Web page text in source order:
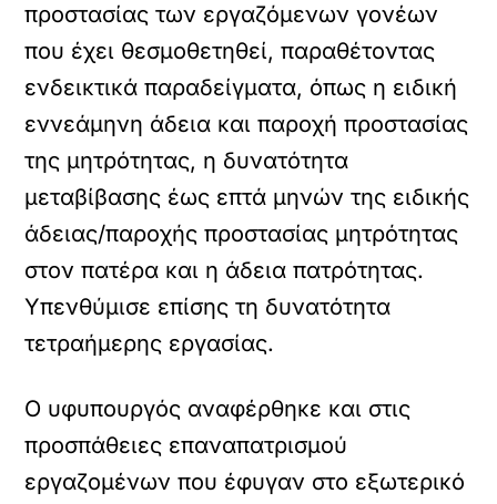
προστασίας των εργαζόμενων γονέων
που έχει θεσμοθετηθεί, παραθέτοντας
ενδεικτικά παραδείγματα, όπως η ειδική
εννεάμηνη άδεια και παροχή προστασίας
της μητρότητας, η δυνατότητα
μεταβίβασης έως επτά μηνών της ειδικής
άδειας/παροχής προστασίας μητρότητας
στον πατέρα και η άδεια πατρότητας.
Υπενθύμισε επίσης τη δυνατότητα
τετραήμερης εργασίας.
Ο υφυπουργός αναφέρθηκε και στις
προσπάθειες επαναπατρισμού
εργαζομένων που έφυγαν στο εξωτερικό